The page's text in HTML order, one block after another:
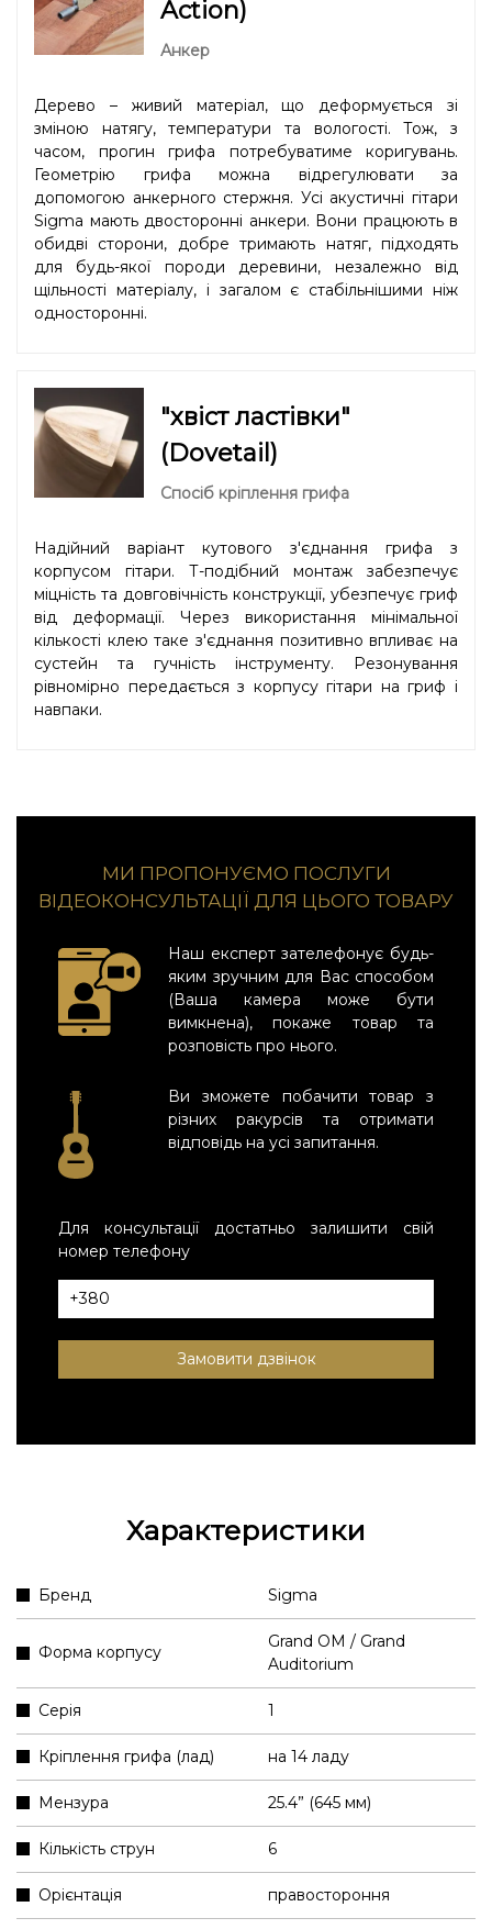
Action)
Анкер
Дерево – живий матеріал, що деформується зі
зміною натягу, температури та вологості. Тож, з
часом, прогин грифа потребуватиме коригувань.
Геометрію грифа можна відрегулювати за
допомогою анкерного стержня. Усі акустичні гітари
Sigma мають двосторонні анкери. Вони працюють в
обидві сторони, добре тримають натяг, підходять
для будь-якої породи деревини, незалежно від
щільності матеріалу, і загалом є стабільнішими ніж
односторонні.
"хвіст ластівки"
(Dovetail)
Спосіб кріплення грифа
Надійний варіант кутового з'єднання грифа з
корпусом гітари. Т-подібний монтаж забезпечує
міцність та довговічність конструкції, убезпечує гриф
від деформації. Через використання мінімальної
кількості клею таке з'єднання позитивно впливає на
сустейн та гучність інструменту. Резонування
рівномірно передається з корпусу гітари на гриф і
навпаки.
МИ ПРОПОНУЄМО ПОСЛУГИ
ВІДЕОКОНСУЛЬТАЦІЇ ДЛЯ ЦЬОГО ТОВАРУ
Наш експерт зателефонує будь-
яким зручним для Вас способом
(Ваша камера може бути
вимкнена), покаже товар та
розповість про нього.
Ви зможете побачити товар з
різних ракурсів та отримати
відповідь на усі запитання.
Для консультації достатньо залишити свій
номер телефону
Замовити дзвінок
Характеристики
Бренд Sigma
Форма корпусу
Grand OM / Grand
Auditorium
Серія 1
Кріплення грифа (лад) на 14 ладу
Мензура 25.4” (645 мм)
Кількість струн 6
Орієнтація правостороння